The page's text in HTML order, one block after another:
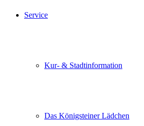
Service
Kur- & Stadtinformation
Das Königsteiner Lädchen